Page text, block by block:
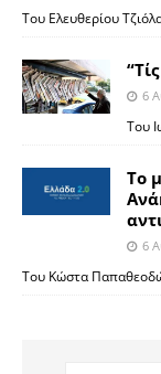
Του Ελευθερίου
6
Του
Το
6
Του Κώστα